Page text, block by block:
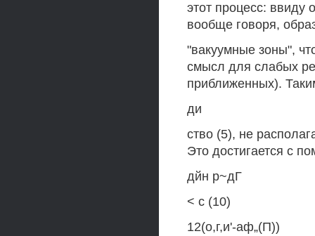
этот процесс: ввиду
вообще говоря,
"вакуумные зоны",
смысл для слабых
приближенных).
ди
ство (5), не
Это достигается с
дйн р~дГ
< с (10)
12(о,г,и'-аф„(П))